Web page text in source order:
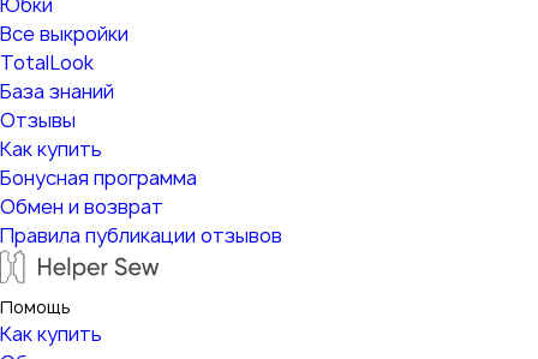
Все выкройки
TotalLook
База знаний
Отзывы
Как купить
Бонусная программа
Обмен и возврат
Правила публикации отзывов
Помощь
Как купить